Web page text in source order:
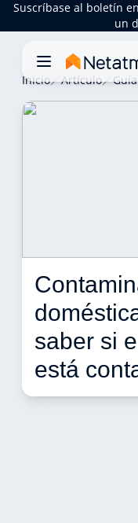
Suscríbase al boletín
un
Inicio Artículo
saber si
está